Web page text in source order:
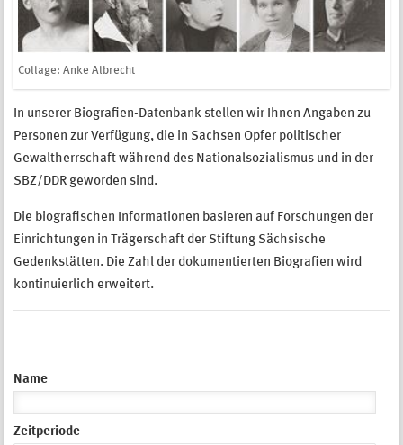
Collage: Anke Albrecht
In unserer Biografien-Datenbank stellen wir Ihnen Angaben zu
Personen zur Verfügung, die in Sachsen Opfer politischer
Gewaltherrschaft während des Nationalsozialismus und in der
SBZ/DDR geworden sind.
Die biografischen Informationen basieren auf Forschungen der
Einrichtungen in Trägerschaft der Stiftung Sächsische
Gedenkstätten. Die Zahl der dokumentierten Biografien wird
kontinuierlich erweitert.
Name
Zeitperiode